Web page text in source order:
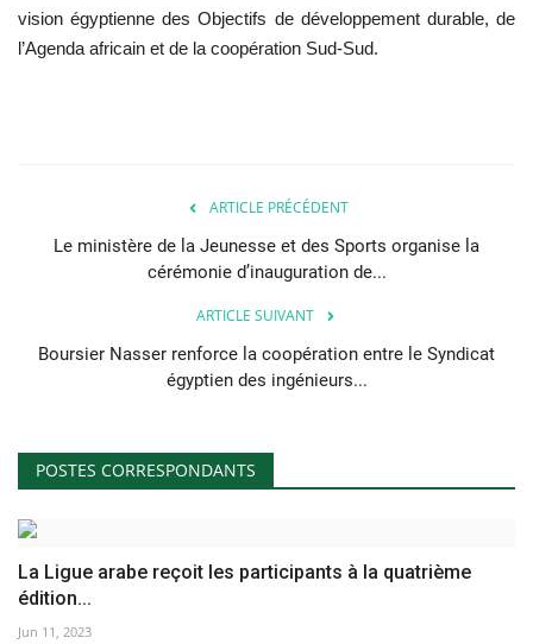
vision égyptienne des Objectifs de développement durable, de
l’Agenda africain et de la coopération Sud-Sud.
ARTICLE PRÉCÉDENT
Le ministère de la Jeunesse et des Sports organise la
cérémonie d’inauguration de...
ARTICLE SUIVANT
Boursier Nasser renforce la coopération entre le Syndicat
égyptien des ingénieurs...
POSTES CORRESPONDANTS
La Ligue arabe reçoit les participants à la quatrième
édition...
Jun 11, 2023